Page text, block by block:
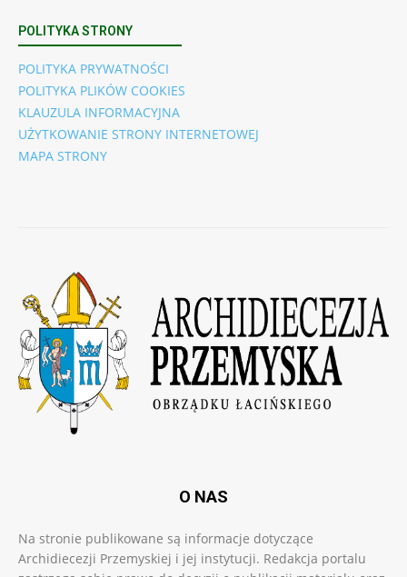
POLITYKA STRONY
POLITYKA PRYWATNOŚCI
POLITYKA PLIKÓW COOKIES
KLAUZULA INFORMACYJNA
UŻYTKOWANIE STRONY INTERNETOWEJ
MAPA STRONY
O NAS
Na stronie publikowane są informacje dotyczące
Archidiecezji Przemyskiej i jej instytucji. Redakcja portalu